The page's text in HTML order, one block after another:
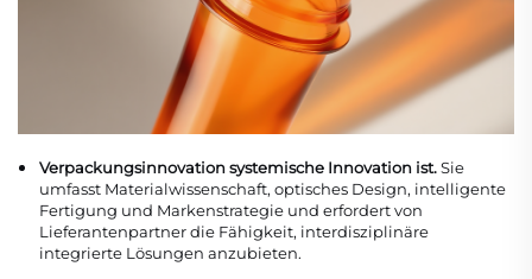
Verpackungsinnovation systemische Innovation ist.Sie
umfasst Materialwissenschaft, optisches Design, intelligente
Fertigung und Markenstrategie und erfordert von
Lieferantenpartner die Fähigkeit, interdisziplinäre
integrierte Lösungen anzubieten.